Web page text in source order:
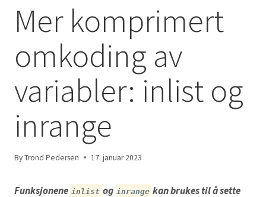
Mer komprimert
omkoding av
variabler: inlist og
inrange
ByTrond Pedersen 17. januar 2023
Funksjonene inlist og inrange kan brukes til å sette